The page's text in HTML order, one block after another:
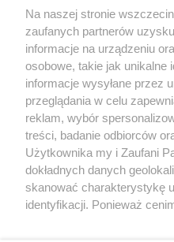
Wernisaże
Więcej
Partnerzy
Praca Szczecin
Na naszej stronie
zaufanych partnerów
informacje na urządzeniu
osobowe, takie jak unikalne
informacje wysyłane przez
przeglądania w celu
reklam, wybór
treści, badanie odbiorców
Użytkownika my i Zaufani
dokładnych danych
skanować charakterystykę
identyfikacji. Ponieważ